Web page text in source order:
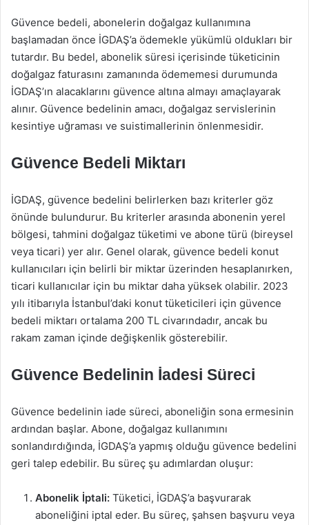
Güvence bedeli, abonelerin doğalgaz kullanımına
başlamadan önce İGDAŞ’a ödemekle yükümlü oldukları bir
tutardır. Bu bedel, abonelik süresi içerisinde tüketicinin
doğalgaz faturasını zamanında ödememesi durumunda
İGDAŞ’ın alacaklarını güvence altına almayı amaçlayarak
alınır. Güvence bedelinin amacı, doğalgaz servislerinin
kesintiye uğraması ve suistimallerinin önlenmesidir.
Güvence Bedeli Miktarı
İGDAŞ, güvence bedelini belirlerken bazı kriterler göz
önünde bulundurur. Bu kriterler arasında abonenin yerel
bölgesi, tahmini doğalgaz tüketimi ve abone türü (bireysel
veya ticari) yer alır. Genel olarak, güvence bedeli konut
kullanıcıları için belirli bir miktar üzerinden hesaplanırken,
ticari kullanıcılar için bu miktar daha yüksek olabilir. 2023
yılı itibarıyla İstanbul’daki konut tüketicileri için güvence
bedeli miktarı ortalama 200 TL civarındadır, ancak bu
rakam zaman içinde değişkenlik gösterebilir.
Güvence Bedelinin İadesi Süreci
Güvence bedelinin iade süreci, aboneliğin sona ermesinin
ardından başlar. Abone, doğalgaz kullanımını
sonlandırdığında, İGDAŞ’a yapmış olduğu güvence bedelini
geri talep edebilir. Bu süreç şu adımlardan oluşur:
Abonelik İptali: Tüketici, İGDAŞ’a başvurarak
aboneliğini iptal eder. Bu süreç, şahsen başvuru veya